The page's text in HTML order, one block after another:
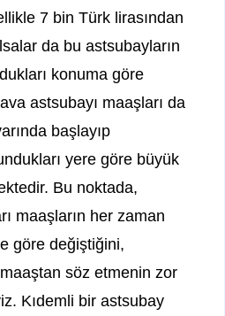
7 bin Türk lirasından
da bu astsubayların
konuma göre
astsubayı maaşları da
başlayıp
yere göre büyük
Bu noktada,
maaşların her zaman
göre değiştiğini,
söz etmenin zor
Kıdemli bir astsubay